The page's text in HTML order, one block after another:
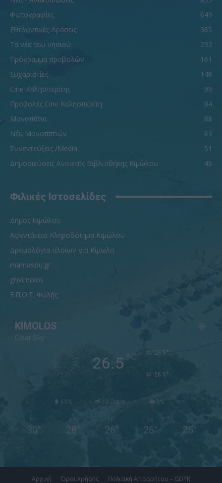
Φωτογραφίες
643
Εθελοντικές Δράσεις
365
Τα νέα του νησιού
233
Πρόγραμμα προβολών
161
Ευχαριστίες
148
Cine Καλησπερίτης
99
Προβολές Cine Καλησπερίτη
94
Μονοπάτια
88
Νέα Μονοπατιών
63
Συνεντεύξεις /Media
51
Δημοσιεύσεις Ανοικτής Βιβλιοθήκης Κιμώλου
46
Φιλικές Ιστοσελίδες
Δήμος Κιμώλου
Αφεντάκειο Κληροδότημα Κιμώλου
Δρομολόγια πλοίων για Κίμωλο
mamasou.gr
gokimolos
Ε.Π.Ο.Σ. Φυλής
KIMOLOS
Clear Sky
26.5° C 26.5°
26.5°
69% 13.2m/s 0%
ΚΥ
30°
ΔΕ
28°
ΤΡ
26°
ΤΕ
26°
ΠΕ
25°
Αρχική Όροι Χρήσης Πολιτική Απορρήτου – GDPR